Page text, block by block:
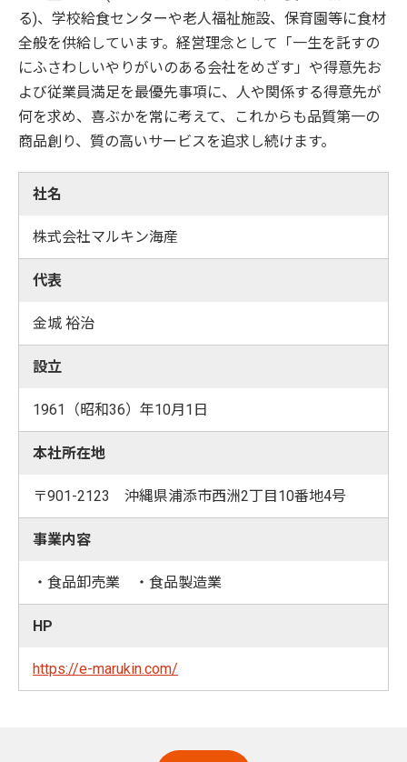
る)、学校給食センターや老人福祉施設、保育園等に食材
全般を供給しています。経営理念として「一生を託すの
にふさわしいやりがいのある会社をめざす」や得意先お
よび従業員満足を最優先事項に、人や関係する得意先が
何を求め、喜ぶかを常に考えて、これからも品質第一の
商品創り、質の高いサービスを追求し続けます。
社名
株式会社マルキン海産
代表
金城 裕治
設立
1961（昭和36）年10月1日
本社所在地
〒901-2123 沖縄県浦添市西洲2丁目10番地4号
事業内容
・食品卸売業 ・食品製造業
HP
https://e-marukin.com/